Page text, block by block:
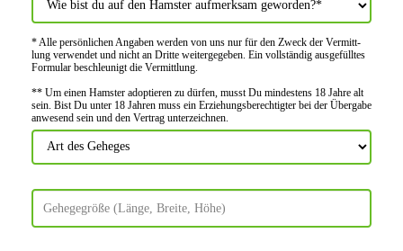
* Alle persön­lichen Angaben werden von uns nur für den Zweck der Vermitt­
lung verwendet und nicht an Dritte weiter­gegeben. Ein voll­ständig ausge­fülltes
Formular beschleu­nigt die Vermitt­lung.
** Um einen Hamster adoptieren zu dürfen, musst Du mindes­tens 18 Jahre alt
sein. Bist Du unter 18 Jahren muss ein Erziehungs­berechtigter bei der Über­gabe
anwes­end sein und den Vertrag unter­zeichnen.